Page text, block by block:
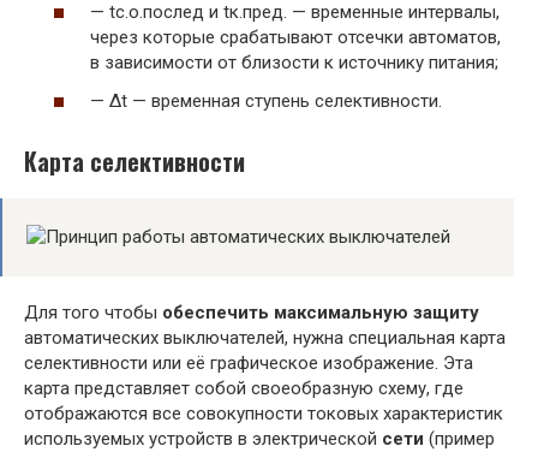
— tс.о.послед и tк.пред. — временные интервалы,
через которые срабатывают отсечки автоматов,
в зависимости от близости к источнику питания;
— ∆t — временная ступень селективности.
Карта селективности
Для того чтобы обеспечить максимальную защиту
автоматических выключателей, нужна специальная карта
селективности или её графическое изображение. Эта
карта представляет собой своеобразную схему, где
отображаются все совокупности токовых характеристик
используемых устройств в электрической сети (пример